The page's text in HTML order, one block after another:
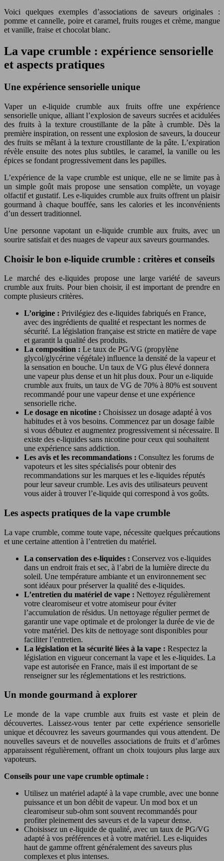
Voici quelques exemples d’associations de saveurs originales :
pomme et cannelle, poire et caramel, fruits rouges et crème, mangue
et vanille, fraise et chocolat blanc.
La vape crumble : expérience sensorielle
et aspects pratiques
Une expérience sensorielle unique
Vaper un e-liquide crumble aux fruits offre une expérience
sensorielle unique, alliant l’explosion de saveurs sucrées et acidulées
des fruits à la texture croustillante de la pâte à crumble. Dès la
première inspiration, on ressent une explosion de saveurs, la douceur
des fruits se mêlant à la texture croustillante de la pâte. L’expiration
révèle ensuite des notes plus subtiles, le caramel, la vanille ou les
épices se fondant progressivement dans les papilles.
L’expérience de la vape crumble est unique, elle ne se limite pas à
un simple goût mais propose une sensation complète, un voyage
olfactif et gustatif. Les e-liquides crumble aux fruits offrent un plaisir
gourmand à chaque bouffée, sans les calories et les inconvénients
d’un dessert traditionnel.
Une personne vapotant un e-liquide crumble aux fruits, avec un
sourire satisfait et des nuages de vapeur aux saveurs gourmandes.
Choisir le bon e-liquide crumble : critères et conseils
Le marché des e-liquides propose une large variété de saveurs
crumble aux fruits. Pour bien choisir, il est important de prendre en
compte plusieurs critères.
L’origine : Privilégiez des e-liquides fabriqués en France,
avec des ingrédients de qualité et respectant les normes de
sécurité. La législation française est stricte en matière de vape
et garantit la qualité des produits.
La composition : Le taux de PG/VG (propylène
glycol/glycérine végétale) influence la densité de la vapeur et
la sensation en bouche. Un taux de VG plus élevé donnera
une vapeur plus dense et un hit plus doux. Pour un e-liquide
crumble aux fruits, un taux de VG de 70% à 80% est souvent
recommandé pour une vapeur dense et une expérience
sensorielle riche.
Le dosage en nicotine : Choisissez un dosage adapté à vos
habitudes et à vos besoins. Commencez par un dosage faible
si vous débutez et augmentez progressivement si nécessaire. Il
existe des e-liquides sans nicotine pour ceux qui souhaitent
une expérience sans addiction.
Les avis et les recommandations : Consultez les forums de
vapoteurs et les sites spécialisés pour obtenir des
recommandations sur les marques et les e-liquides réputés
pour leur saveur crumble. Les avis des utilisateurs peuvent
vous aider à trouver l’e-liquide qui correspond à vos goûts.
Les aspects pratiques de la vape crumble
La vape crumble, comme toute vape, nécessite quelques précautions
et une certaine attention à l’entretien du matériel.
La conservation des e-liquides : Conservez vos e-liquides
dans un endroit frais et sec, à l’abri de la lumière directe du
soleil. Une température ambiante et un environnement sec
sont idéaux pour préserver la qualité des e-liquides.
L’entretien du matériel de vape : Nettoyez régulièrement
votre clearomiseur et votre atomiseur pour éviter
l’accumulation de résidus. Un nettoyage régulier permet de
garantir une vape optimale et de prolonger la durée de vie de
votre matériel. Des kits de nettoyage sont disponibles pour
faciliter l’entretien.
La législation et la sécurité liées à la vape : Respectez la
législation en vigueur concernant la vape et les e-liquides. La
vape est autorisée en France, mais il est important de se
renseigner sur les réglementations et les restrictions.
Un monde gourmand à explorer
Le monde de la vape crumble aux fruits est vaste et plein de
découvertes. Laissez-vous tenter par cette expérience sensorielle
unique et découvrez les saveurs gourmandes qui vous attendent. De
nouvelles saveurs et de nouvelles associations de fruits et d’arômes
apparaissent régulièrement, offrant un choix toujours plus large aux
vapoteurs.
Conseils pour une vape crumble optimale :
Utilisez un matériel adapté à la vape crumble, avec une bonne
puissance et un bon débit de vapeur. Un mod box et un
clearomiseur sub-ohm sont souvent recommandés pour
profiter pleinement des saveurs et de la vapeur dense.
Choisissez un e-liquide de qualité, avec un taux de PG/VG
adapté à vos préférences et à votre matériel. Les e-liquides
haut de gamme offrent généralement des saveurs plus
complexes et plus intenses.